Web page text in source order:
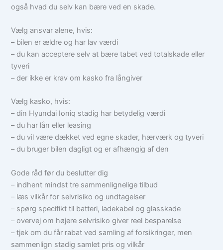
også hvad du selv kan bære ved en skade.
Vælg ansvar alene, hvis:
– bilen er ældre og har lav værdi
– du kan acceptere selv at bære tabet ved totalskade eller
tyveri
– der ikke er krav om kasko fra långiver
Vælg kasko, hvis:
– din Hyundai Ioniq stadig har betydelig værdi
– du har lån eller leasing
– du vil være dækket ved egne skader, hærværk og tyveri
– du bruger bilen dagligt og er afhængig af den
Gode råd før du beslutter dig
– indhent mindst tre sammenlignelige tilbud
– læs vilkår for selvrisiko og undtagelser
– spørg specifikt til batteri, ladekabel og glasskade
– overvej om højere selvrisiko giver reel besparelse
– tjek om du får rabat ved samling af forsikringer, men
sammenlign stadig samlet pris og vilkår